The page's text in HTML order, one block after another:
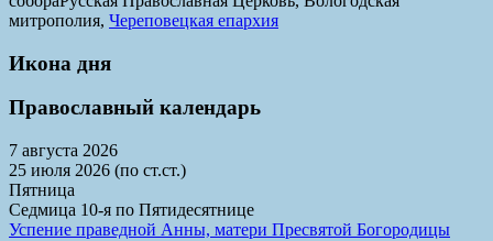
митрополия, Череповецкая епархия
Икона дня
Православный календарь
7 августа 2026
25 июля 2026 (по ст.ст.)
Пятница
Седмица 10-я по Пятидесятнице
Успение праведной Анны, матери Пресвятой Богородицы